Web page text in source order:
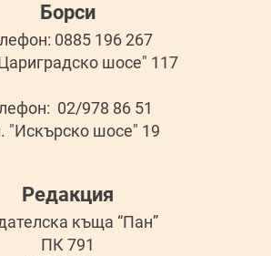
Борси
0885 196 267
шосе" 117
02/978 86 51
"Искърско шосе" 19
Редакция
къща “Пан”
ПК 791